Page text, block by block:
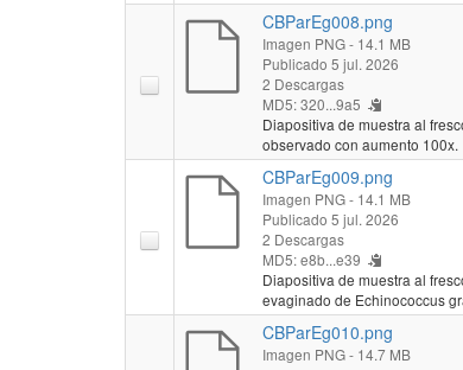
CBParEg008.png
Imagen PNG- 14.1 MB
Publicado 5 jul. 2026
2 Descargas
MD5: 320...9a5
Diapositiva de muestra al
observado con aumento 100x.
CBParEg009.png
Imagen PNG- 14.1 MB
Publicado 5 jul. 2026
2 Descargas
MD5: e8b...e39
Diapositiva de muestra al
evaginado de Echinococcus
CBParEg010.png
Imagen PNG- 14.7 MB